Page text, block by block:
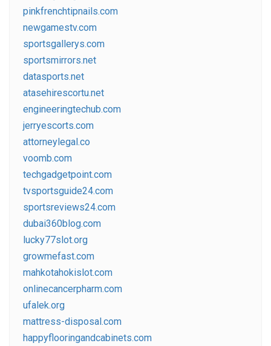
pinkfrenchtipnails.com
newgamestv.com
sportsgallerys.com
sportsmirrors.net
datasports.net
atasehirescortu.net
engineeringtechub.com
jerryescorts.com
attorneylegal.co
voomb.com
techgadgetpoint.com
tvsportsguide24.com
sportsreviews24.com
dubai360blog.com
lucky77slot.org
growmefast.com
mahkotahokislot.com
onlinecancerpharm.com
ufalek.org
mattress-disposal.com
happyflooringandcabinets.com